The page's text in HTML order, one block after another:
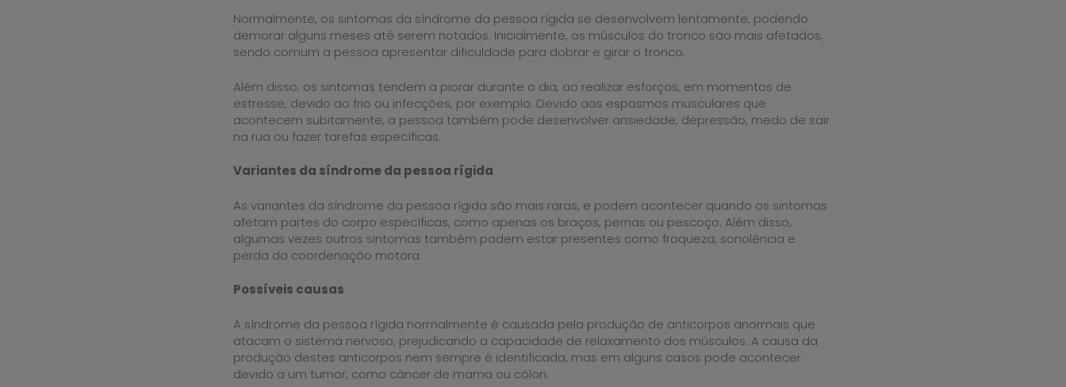
Normalmente, os sintomas da síndrome da pessoa rígida se desenvolvem lentamente, podendo
demorar alguns meses até serem notados. Inicialmente, os músculos do tronco são mais afetados,
sendo comum a pessoa apresentar dificuldade para dobrar e girar o tronco.
Além disso, os sintomas tendem a piorar durante o dia, ao realizar esforços, em momentos de
estresse, devido ao frio ou infecções, por exemplo. Devido aos espasmos musculares que
acontecem subitamente, a pessoa também pode desenvolver ansiedade, depressão, medo de sair
na rua ou fazer tarefas específicas.
Variantes da síndrome da pessoa rígida
As variantes da síndrome da pessoa rígida são mais raras, e podem acontecer quando os sintomas
afetam partes do corpo específicas, como apenas os braços, pernas ou pescoço. Além disso,
algumas vezes outros sintomas também podem estar presentes como fraqueza, sonolência e
perda da coordenação motora.
Possíveis causas
A síndrome da pessoa rígida normalmente é causada pela produção de anticorpos anormais que
atacam o sistema nervoso, prejudicando a capacidade de relaxamento dos músculos. A causa da
produção destes anticorpos nem sempre é identificada, mas em alguns casos pode acontecer
devido a um tumor, como câncer de mama ou cólon.